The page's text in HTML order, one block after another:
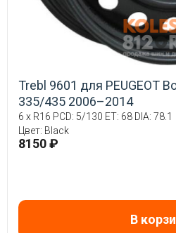
Trebl 9601 для PEUGEOT
335/435 2006–2014
6 x R16 PCD: 5/130 ET: 68 DIA: 78.1
Цвет: Black
8150 ₽
В